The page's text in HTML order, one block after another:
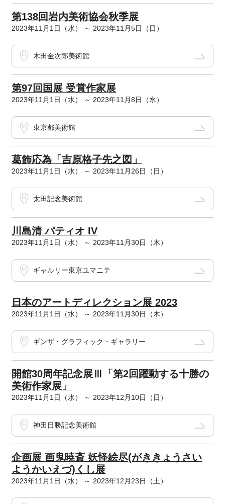
第138回岩内美術協会秋季展
2023年11月1日（水） ～ 2023年11月5日（日）
木田金次郎美術館
第97回国展 受賞作家展
2023年11月1日（水） ～ 2023年11月8日（水）
東京都美術館
葛飾応為「吉原格子先之図」
2023年11月1日（水） ～ 2023年11月26日（日）
太田記念美術館
川島清 パティオ IV
2023年11月1日（水） ～ 2023年11月30日（木）
ギャルリー東京ユマニテ
日本のアートディレクション展 2023
2023年11月1日（水） ～ 2023年11月30日（木）
ギンザ・グラフィック・ギャラリー
開館30周年記念展Ⅲ「第2回躍動する十勝の
美術作家展」
2023年11月1日（水） ～ 2023年12月10日（日）
神田日勝記念美術館
企画展 画鬼暁斎 妖怪絵尽(がききょうさい
ようかいえづ)くし展
2023年11月1日（水） ～ 2023年12月23日（土）